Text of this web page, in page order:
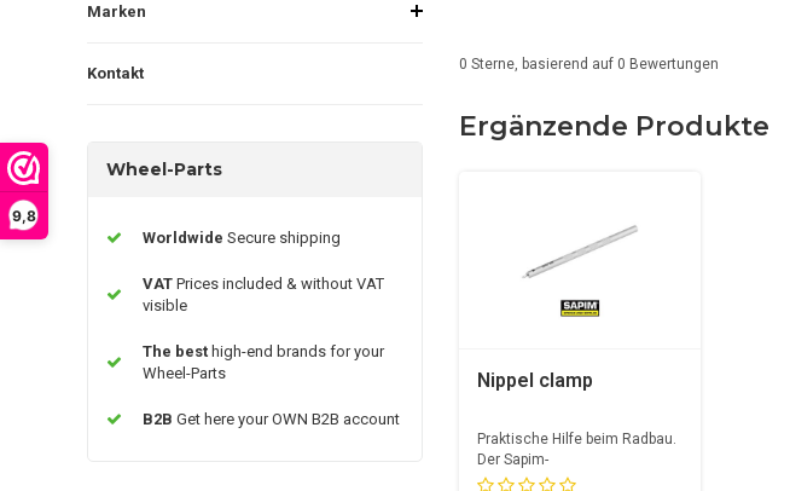
9,8
Marken
Kontakt
Wheel-Parts
Worldwide Secure shipping
VAT Prices included & without VAT
visible
The best high-end brands for your
Wheel-Parts
B2B Get here your OWN B2B account
0 Sterne, basierend auf 0 Bewertungen
Ergänzende Produkte
Nippel clamp
Praktische Hilfe beim Radbau.
Der Sapim-
Klemmschraubendreher...